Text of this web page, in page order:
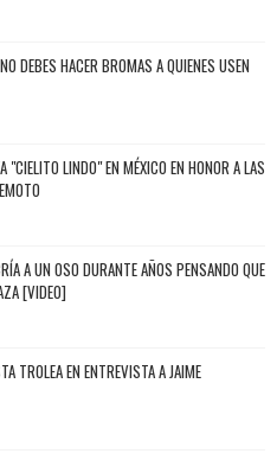
DEBES HACER BROMAS A QUIENES USEN
"CIELITO LINDO" EN MÉXICO EN HONOR A LAS
A UN OSO DURANTE AÑOS PENSANDO QUE
[VIDEO]
TROLEA EN ENTREVISTA A JAIME